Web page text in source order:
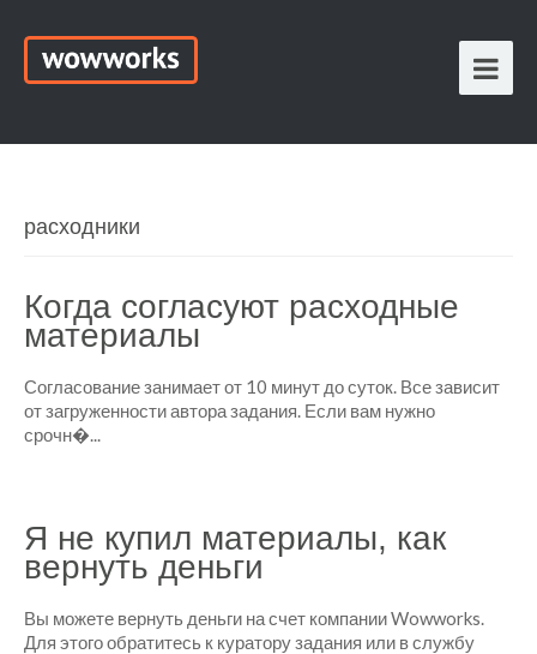
расходники
Когда согласуют расходные
материалы
Согласование занимает от 10 минут до суток. Все зависит
от загруженности автора задания. Если вам нужно
срочн�...
Я не купил материалы, как
вернуть деньги
Вы можете вернуть деньги на счет компании Wowworks.
Для этого обратитесь к куратору задания или в службу